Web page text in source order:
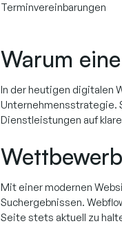
Terminvereinbarungen
Warum
In der heutigen digitalen
Unternehmensstrategie.
Dienstleistungen auf
Mit einer modernen
Suchergebnissen.
Seite stets aktuell zu